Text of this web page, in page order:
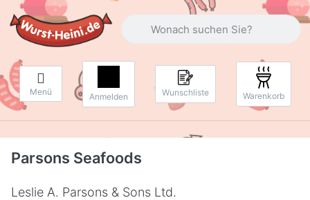
Geben Sie einen Suchbegriff ein.
Menü Anmelden Wunschliste Warenkorb
Parsons Seafoods
Leslie A. Parsons & Sons Ltd.